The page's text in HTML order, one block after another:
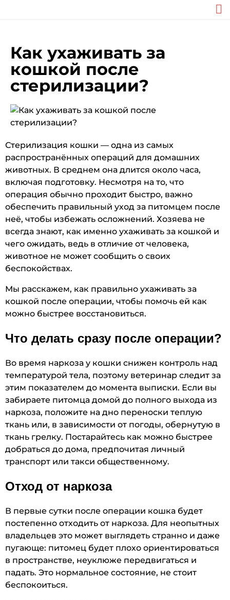
Как ухаживать за
кошкой после
стерилизации?
Стерилизация кошки — одна из самых
распространённых операций для домашних
животных. В среднем она длится около часа,
включая подготовку. Несмотря на то, что
операция обычно проходит быстро, важно
обеспечить правильный уход за питомцем после
неё, чтобы избежать осложнений. Хозяева не
всегда знают, как именно ухаживать за кошкой и
чего ожидать, ведь в отличие от человека,
животное не может сообщить о своих
беспокойствах.
Мы расскажем, как правильно ухаживать за
кошкой после операции, чтобы помочь ей как
можно быстрее восстановиться.
Что делать сразу после операции?
Во время наркоза у кошки снижен контроль над
температурой тела, поэтому ветеринар следит за
этим показателем до момента выписки. Если вы
забираете питомца домой до полного выхода из
наркоза, положите на дно переноски теплую
ткань или, в зависимости от погоды, обернутую в
ткань грелку. Постарайтесь как можно быстрее
добраться до дома, предпочитая личный
транспорт или такси общественному.
Отход от наркоза
В первые сутки после операции кошка будет
постепенно отходить от наркоза. Для неопытных
владельцев это может выглядеть странно и даже
пугающе: питомец будет плохо ориентироваться
в пространстве, неуклюже передвигаться и
падать. Это нормальное состояние, не стоит
беспокоиться.